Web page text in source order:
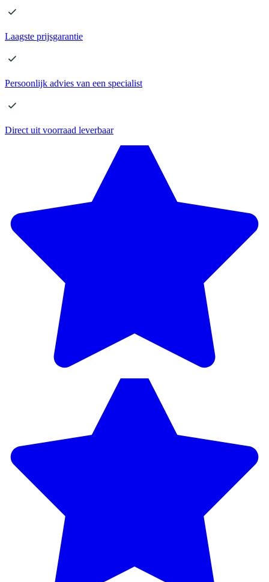
Laagste prijsgarantie
Persoonlijk advies van een specialist
Direct uit voorraad leverbaar